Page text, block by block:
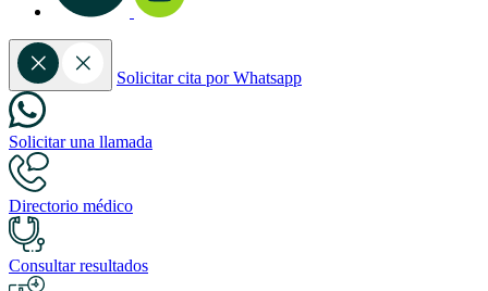
Solicitar cita por Whatsapp
Solicitar una llamada
Directorio médico
Consultar resultados